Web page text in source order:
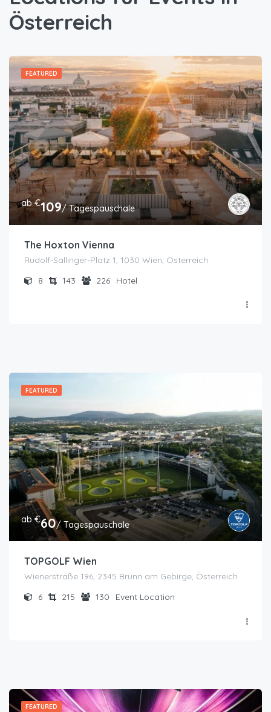
Österreich
FEATURED
ab €109/ Tagespauschale
The Hoxton Vienna
Rudolf-Sallinger-Platz 1, 1030 Wien, Österreich
8
143 226 Hotel
FEATURED
ab €60/ Tagespauschale
TOPGOLF Wien
Wienerstraße 196, 2345 Brunn am Gebirge, Österreich
6
215 130 Event Location
FEATURED